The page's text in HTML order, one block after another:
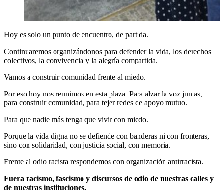
Hoy es solo un punto de encuentro, de partida.
Continuaremos organizándonos para defender la vida, los derechos
colectivos, la convivencia y la alegría compartida.
Vamos a construir comunidad frente al miedo.
Por eso hoy nos reunimos en esta plaza. Para alzar la voz juntas,
para construir comunidad, para tejer redes de apoyo mutuo.
Para que nadie más tenga que vivir con miedo.
Porque la vida digna no se defiende con banderas ni con fronteras,
sino con solidaridad, con justicia social, con memoria.
Frente al odio racista respondemos con organización antirracista.
Fuera racismo, fascismo y discursos de odio de nuestras calles y
de nuestras instituciones.